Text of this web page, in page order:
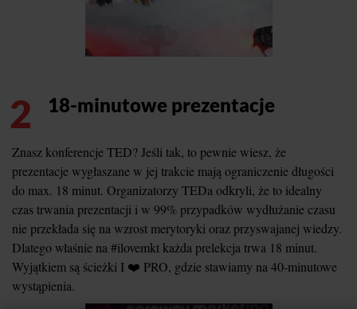
2 18-minutowe prezentacje
Znasz konferencje TED? Jeśli tak, to pewnie wiesz, że
prezentacje wygłaszane w jej trakcie mają ograniczenie długości
do max. 18 minut. Organizatorzy TEDa odkryli, że to idealny
czas trwania prezentacji i w 99% przypadków wydłużanie czasu
nie przekłada się na wzrost merytoryki oraz przyswajanej wiedzy.
Dlatego właśnie na #ilovemkt każda prelekcja trwa 18 minut.
Wyjątkiem są ścieżki I ❤️ PRO, gdzie stawiamy na 40-minutowe
wystąpienia.